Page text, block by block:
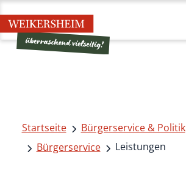
Startseite
Bürgerservice & Politik
Bürgerservice
Leistungen